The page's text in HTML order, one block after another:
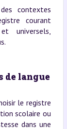
contextes
courant
universels,
de langue
le registre
scolaire ou
dans une